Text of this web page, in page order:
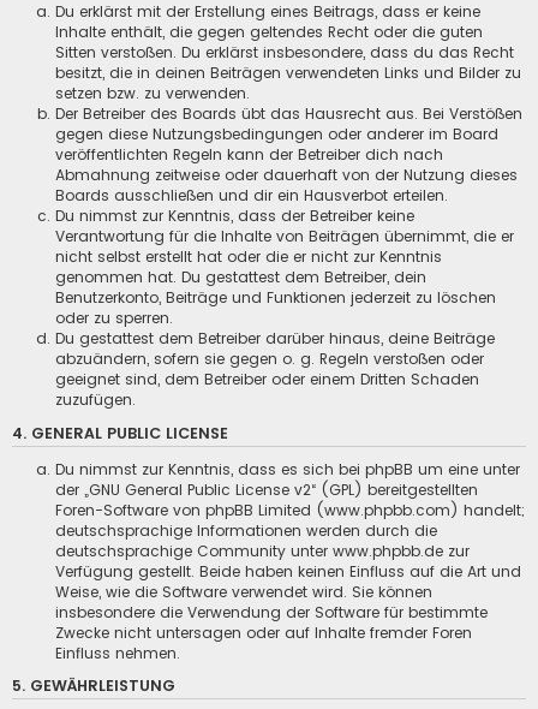
Du erklärst mit der Erstellung eines Beitrags, dass er keine
Inhalte enthält, die gegen geltendes Recht oder die guten
Sitten verstoßen. Du erklärst insbesondere, dass du das Recht
besitzt, die in deinen Beiträgen verwendeten Links und Bilder zu
setzen bzw. zu verwenden.
Der Betreiber des Boards übt das Hausrecht aus. Bei Verstößen
gegen diese Nutzungsbedingungen oder anderer im Board
veröffentlichten Regeln kann der Betreiber dich nach
Abmahnung zeitweise oder dauerhaft von der Nutzung dieses
Boards ausschließen und dir ein Hausverbot erteilen.
Du nimmst zur Kenntnis, dass der Betreiber keine
Verantwortung für die Inhalte von Beiträgen übernimmt, die er
nicht selbst erstellt hat oder die er nicht zur Kenntnis
genommen hat. Du gestattest dem Betreiber, dein
Benutzerkonto, Beiträge und Funktionen jederzeit zu löschen
oder zu sperren.
Du gestattest dem Betreiber darüber hinaus, deine Beiträge
abzuändern, sofern sie gegen o. g. Regeln verstoßen oder
geeignet sind, dem Betreiber oder einem Dritten Schaden
zuzufügen.
4. GENERAL PUBLIC LICENSE
Du nimmst zur Kenntnis, dass es sich bei phpBB um eine unter
der „GNU General Public License v2“ (GPL) bereitgestellten
Foren-Software von phpBB Limited (www.phpbb.com) handelt;
deutschsprachige Informationen werden durch die
deutschsprachige Community unter www.phpbb.de zur
Verfügung gestellt. Beide haben keinen Einfluss auf die Art und
Weise, wie die Software verwendet wird. Sie können
insbesondere die Verwendung der Software für bestimmte
Zwecke nicht untersagen oder auf Inhalte fremder Foren
Einfluss nehmen.
5. GEWÄHRLEISTUNG